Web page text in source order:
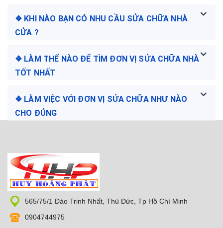
❖ KHI NÀO BẠN CÓ NHU CẦU SỬA CHỮA NHÀ
CỬA ?
❖ LÀM THẾ NÀO ĐỂ TÌM ĐƠN VỊ SỬA CHỮA NHÀ
TỐT NHẤT
❖ LÀM VIỆC VỚI ĐƠN VỊ SỬA CHỮA NHƯ NÀO
CHO ĐÚNG
565/75/1 Đào Trinh Nhất, Thủ Đức, Tp Hồ Chí Minh
0904744975